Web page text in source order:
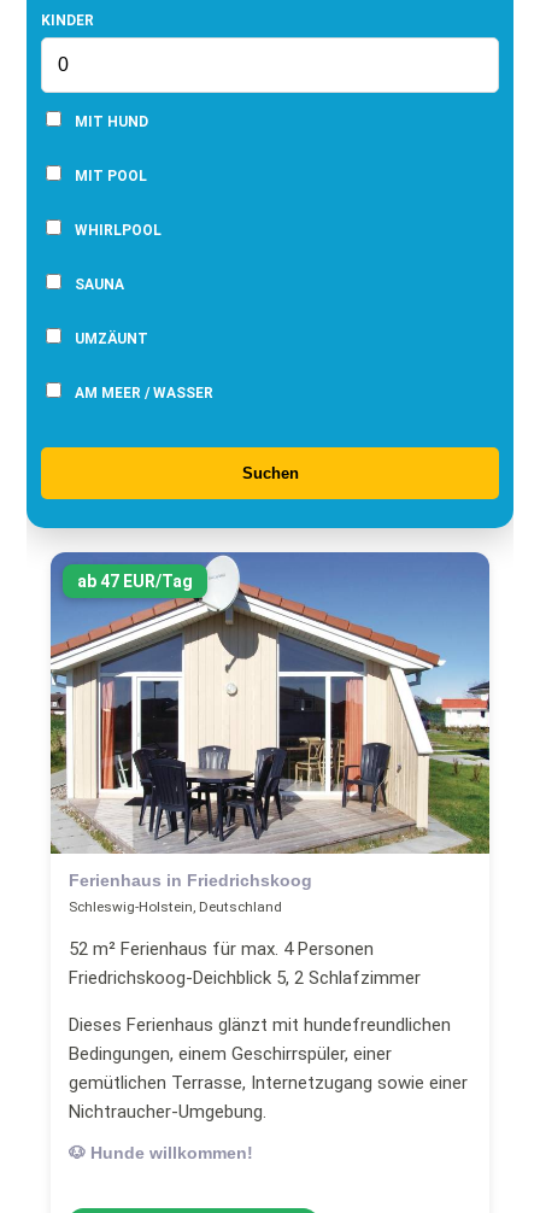
KINDER
MIT HUND
MIT POOL
WHIRLPOOL
SAUNA
UMZÄUNT
AM MEER / WASSER
Suchen
ab 47 EUR/Tag
Ferienhaus in Friedrichskoog
Schleswig-Holstein, Deutschland
52 m² Ferienhaus für max. 4 Personen
Friedrichskoog-Deichblick 5, 2 Schlafzimmer
Dieses Ferienhaus glänzt mit hundefreundlichen
Bedingungen, einem Geschirrspüler, einer
gemütlichen Terrasse, Internetzugang sowie einer
Nichtraucher-Umgebung.
🐶 Hunde willkommen!